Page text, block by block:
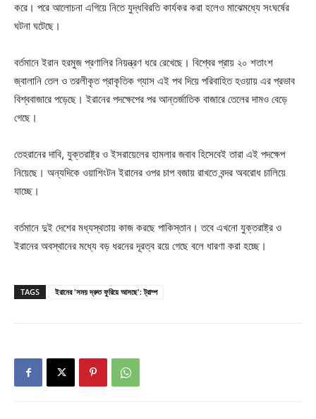
করে। পরে আলোচনা এগিয়ে নিতে যুদ্ধবিরতি কার্যকর করা হলেও মাঝেমধ্যে সংঘর্ষের
ঘটনা ঘটেছে।
বর্তমানে ইরান হরমুজ প্রণালির নিয়ন্ত্রণ ধরে রেখেছে। বিশ্বের প্রায় ২০ শতাংশ
জ্বালানি তেল ও তরলীকৃত প্রাকৃতিক গ্যাস এই পথ দিয়ে পরিবাহিত হওয়ায় এর প্রভাব
বিশ্ববাজারে পড়েছে। ইরানের পদক্ষেপের পর আন্তর্জাতিক বাজারে তেলের দামও বেড়ে
গেছে।
তেহরানের দাবি, যুক্তরাষ্ট্র ও ইসরায়েলের হামলার জবাব হিসেবেই তারা এই পদক্ষেপ
নিয়েছে। অন্যদিকে ওয়াশিংটন ইরানের ওপর চাপ বজায় রাখতে বন্দর অবরোধ চালিয়ে
যাচ্ছে।
বর্তমানে দুই দেশের মধ্যস্থতায় কাজ করছে পাকিস্তান। তবে এখনো যুক্তরাষ্ট্র ও
ইরানের অবস্থানের মধ্যে বড় ধরনের দূরত্ব রয়ে গেছে বলে ধারণা করা হচ্ছে।
TAGS ইরানের 'সময় দ্রুত ফুরিয়ে আসছে': ট্রাম্প